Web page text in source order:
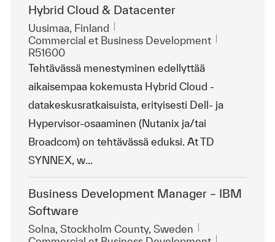
Hybrid Cloud & Datacenter
Emplacement
Uusimaa, Finland
Catégorie
Commercial et Business Development
R51600
Tehtävässä menestyminen edellyttää
aikaisempaa kokemusta Hybrid Cloud -
datakeskusratkaisuista, erityisesti Dell- ja
Hypervisor-osaaminen (Nutanix ja/tai
Broadcom) on tehtävässä eduksi. At TD
SYNNEX, w...
Business Development Manager – IBM
Software
Emplacement
Solna, Stockholm County, Sweden